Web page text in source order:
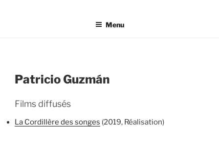
Menu
Patricio Guzmán
Films diffusés
La Cordillère des songes (2019, Réalisation)